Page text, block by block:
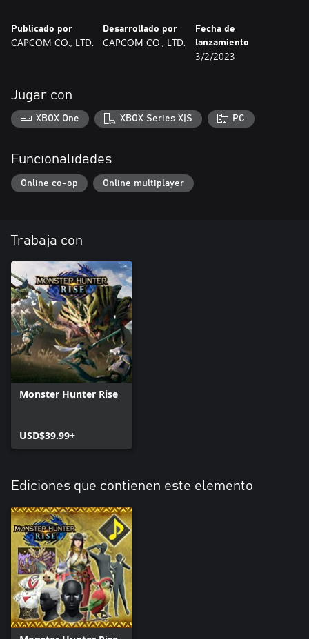
Publicado por
CAPCOM CO., LTD.
Desarrollado por
CAPCOM CO., LTD.
Fecha de
lanzamiento
3/2/2023
Jugar con
XBOX One XBOX Series X|S PC
Funcionalidades
Online co-op Online multiplayer
Trabaja con
Monster Hunter Rise
USD$39.99+
Ediciones que contienen este elemento